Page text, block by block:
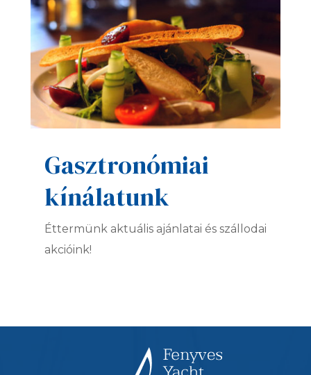
Gasztronómiai
kínálatunk
Éttermünk aktuális ajánlatai és szállodai
akcióink!